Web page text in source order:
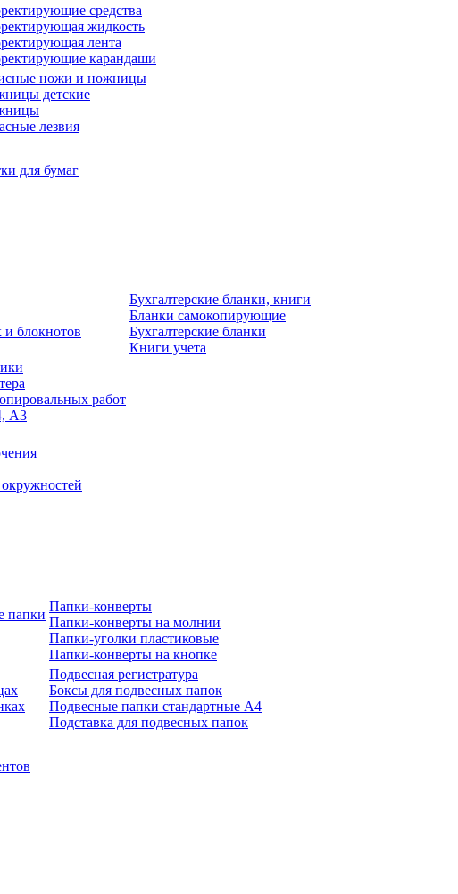
средства
жидкость
лента
карандаши
ножи и ножницы
детские
лезвия
для бумаг
и блокнотов
Бухгалтерские бланки, книги
Бланки самокопирующие
Бухгалтерские бланки
Книги учета
работ
А3
папки
Папки-конверты
Папки-конверты на молнии
Папки-уголки пластиковые
Папки-конверты на кнопке
Подвесная регистратура
Боксы для подвесных папок
Подвесные папки стандартные А4
Подставка для подвесных папок